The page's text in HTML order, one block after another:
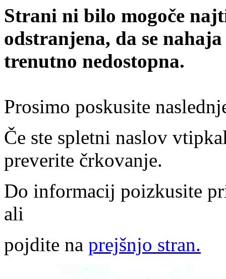
Strani ni bilo mogoče
odstranjena, da se
trenutno nedostopna.
Prosimo poskusite
Če ste spletni naslov
preverite črkovanje.
Do informacij poizkusite
ali
pojdite na prejšnjo stran.